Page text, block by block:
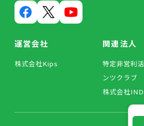
運営会社
株式会社Kips
関連法人
特定非営利
ンツクラブ
株式会社